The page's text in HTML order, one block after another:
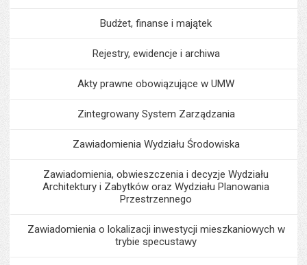
Budżet, finanse i majątek
Rejestry, ewidencje i archiwa
Akty prawne obowiązujące w UMW
Zintegrowany System Zarządzania
Zawiadomienia Wydziału Środowiska
Zawiadomienia, obwieszczenia i decyzje Wydziału
Architektury i Zabytków oraz Wydziału Planowania
Przestrzennego
Zawiadomienia o lokalizacji inwestycji mieszkaniowych w
trybie specustawy